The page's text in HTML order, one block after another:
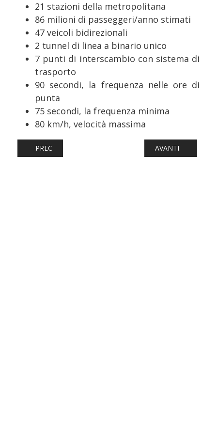
21 stazioni della metropolitana
86 milioni di passeggeri/anno stimati
47 veicoli bidirezionali
2 tunnel di linea a binario unico
7 punti di interscambio con sistema di
trasporto
90 secondi, la frequenza nelle ore di
punta
75 secondi, la frequenza minima
80 km/h, velocità massima
ARTICOLO PRECEDENTE: METRO: ESORDIO RECORD
PREC ARTICOLO
AVANTI